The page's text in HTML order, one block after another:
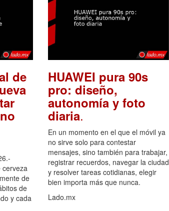
de
cerveza
de
de
y cada
HUAWEI pura 90s
pro: diseño,
autonomía y foto
diaria.
En un momento en el que el móvil ya
no sirve solo para contestar
mensajes, sino también para trabajar,
registrar recuerdos, navegar la ciudad
y resolver tareas cotidianas, elegir
bien importa más que nunca.
Lado.mx